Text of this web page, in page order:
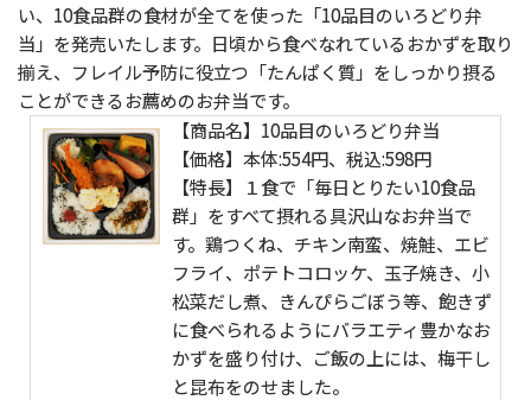
い、10食品群の食材が全てを使った「10品目のいろどり弁
当」を発売いたします。日頃から食べなれているおかずを取り
揃え、フレイル予防に役立つ「たんぱく質」をしっかり摂る
ことができるお薦めのお弁当です。
【商品名】10品目のいろどり弁当
【価格】本体:554円、税込:598円
【特長】１食で「毎日とりたい10食品
群」をすべて摂れる具沢山なお弁当で
す。鶏つくね、チキン南蛮、焼鮭、エビ
フライ、ポテトコロッケ、玉子焼き、小
松菜だし煮、きんぴらごぼう等、飽きず
に食べられるようにバラエティ豊かなお
かずを盛り付け、ご飯の上には、梅干し
と昆布をのせました。